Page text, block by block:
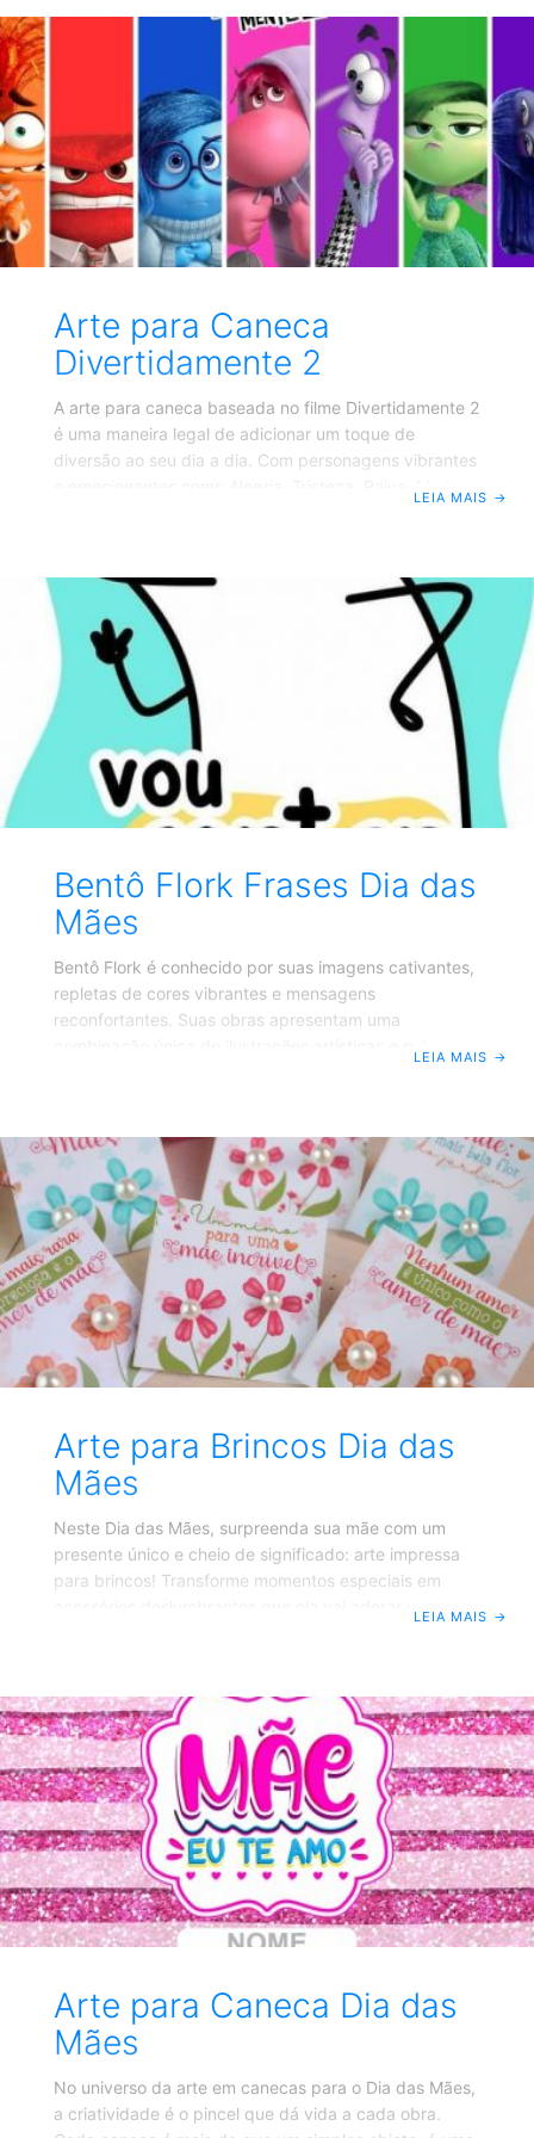
cartelas. Um dos principais benefícios de utilizar um
gerador de cartelas de bingo em PDF é a facilidade
com que se pode criar e personalizar uma grande
quantidade de cartelas. Em vez
Arte para Caneca
Divertidamente 2
A arte para caneca baseada no filme Divertidamente 2
é uma maneira legal de adicionar um toque de
diversão ao seu dia a dia. Com personagens vibrantes
arte de Divertidamente 2, você não só traz cores vivas
e design cativante para sua mesa de café, mas
também uma lembrança constante das emoções que
o filme explorou
LEIA MAIS →
Bentô Flork Frases Dia das
Mães
Bentô Flork é conhecido por suas imagens cativantes,
repletas de cores vibrantes e mensagens
reconfortantes. Suas obras apresentam uma
transmitindo amor, cuidado e ternura em cada traço e
frase. Suas criações capturam momentos de conexão
e intimidade entre mães e filhos, evocando
sentimentos de gratidão e apreço pelas figuras
maternas em nossas vidas. As
LEIA MAIS →
Arte para Brincos Dia das
Mães
Neste Dia das Mães, surpreenda sua mãe com um
presente único e cheio de significado: arte impressa
para brincos! Transforme momentos especiais em
é a escolha ideal. Com essa técnica, é possível
eternizar memórias. Imagine presentear sua mãe com
brincos que carregam consigo lembranças de
momentos felizes compartilhados ao
LEIA MAIS →
Arte para Caneca Dia das
Mães
No universo da arte em canecas para o Dia das Mães,
a criatividade é o pincel que dá vida a cada obra.